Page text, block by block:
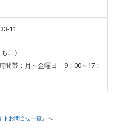
11
もこ）
間帯：月～金曜日 9：00～17：
トお問合せ一覧』へ